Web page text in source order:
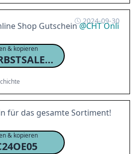
2024-09-30
Shop Gutschein@CHT Onli
& kopieren
BAD-HERBSTSALE2024
für das gesamte Sortiment!
& kopieren